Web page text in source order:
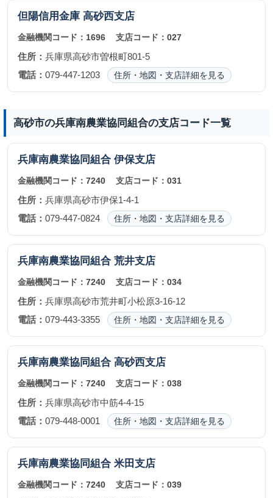
但陽信用金庫 高砂西支店
金融機関コード： 1696 支店コード：027
住所： 兵庫県高砂市曽根町801-5
電話： 079-447-1203 住所・地図・支店詳細を見る
高砂市の兵庫南農業協同組合の支店コード一覧
兵庫南農業協同組合 伊保支店
金融機関コード： 7240 支店コード：031
住所： 兵庫県高砂市伊保1-4-1
電話： 079-447-0824 住所・地図・支店詳細を見る
兵庫南農業協同組合 荒井支店
金融機関コード： 7240 支店コード：034
住所： 兵庫県高砂市荒井町小松原3-16-12
電話： 079-443-3355 住所・地図・支店詳細を見る
兵庫南農業協同組合 高砂西支店
金融機関コード： 7240 支店コード：038
住所： 兵庫県高砂市中筋4-4-15
電話： 079-448-0001 住所・地図・支店詳細を見る
兵庫南農業協同組合 米田支店
金融機関コード： 7240 支店コード：039